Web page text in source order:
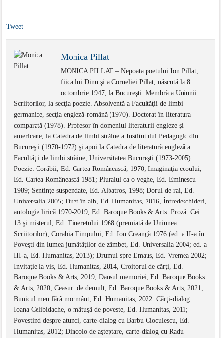
Tweet
Monica Pillat
MONICA PILLAT – Nepoata poetului Ion Pillat,
fiica lui Dinu şi a Corneliei Pillat, născută la 8
octombrie 1947, la Bucureşti. Membră a Uniunii
Scriitorilor, la secţia poezie. Absolventă a Facultăţii de limbi
germanice, secţia engleză-română (1970). Doctorat în literatura
comparată (1978). Profesor în domeniul literaturii engleze şi
americane, la Catedra de limbi străine a Institutului Pedagogic din
Bucureşti (1970-1972) şi apoi la Catedra de literatură engleză a
Facultăţii de limbi străine, Universitatea Bucureşti (1973-2005).
Poezie: Corăbii, Ed. Cartea Românească, 1970; Imaginaţia ecoului,
Ed. Cartea Româneascã 1981; Pluralul ca o veghe, Ed. Eminescu
1989; Sentinţe suspendate, Ed. Albatros, 1998; Dorul de rai, Ed.
Universalia 2005; Duet în alb, Ed. Humanitas, 2016, Întredeschideri,
antologie liricã 1970-2019, Ed. Baroque Books & Arts. Proză: Cei
13 şi misterul, Ed. Tineretului 1968 (premiată de Uniunea
Scriitorilor); Corabia Timpului, Ed. Ion Creangă 1976 (ed. a II-a în
Poveşti din lumea jumãtãţilor de zâmbet, Ed. Universalia 2004; ed. a
III-a, Ed. Humanitas, 2013); Drumul spre Emaus, Ed. Vremea 2002;
Invitaţie la vis, Ed. Humanitas, 2014, Croitorul de cãrţi, Ed.
Baroque Books & Arts, 2019; Dansul memoriei, Ed. Baroque Books
& Arts, 2020, Ceasuri de demult, Ed. Baroque Books & Arts, 2021,
Bunicul meu fãrã mormânt, Ed. Humanitas, 2022. Cãrţi-dialog:
Ioana Celibidache, o mãtuşã de poveste, Ed. Humanitas, 2011;
Povestind despre atunci, carte-dialog cu Barbu Cioculescu, Ed.
Humanitas, 2012; Dincolo de aşteptare, carte-dialog cu Radu